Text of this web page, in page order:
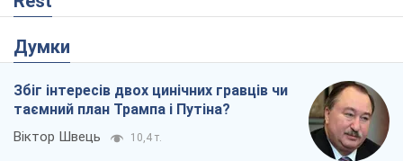
Думки
Збіг інтересів двох цинічних гравців чи
таємний план Трампа і Путіна?
Віктор Швець 10,4 т.